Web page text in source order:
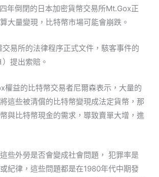
年倒閉的日本加密貨幣交易所Mt.Gox正
大量變現，比特幣市場可能會崩跌。
易所的法律程序正式文件，駭客事件的
提出索賠。
益的比特幣交易者尼爾森表示，大量的
這些被清償的比特幣變現成法定貨幣，那
與比特幣現金的需求，導致賣單大增，進
些外勞是否會變成社會問題， 犯罪率是
紀律，這些問題都是在1980年代中期發